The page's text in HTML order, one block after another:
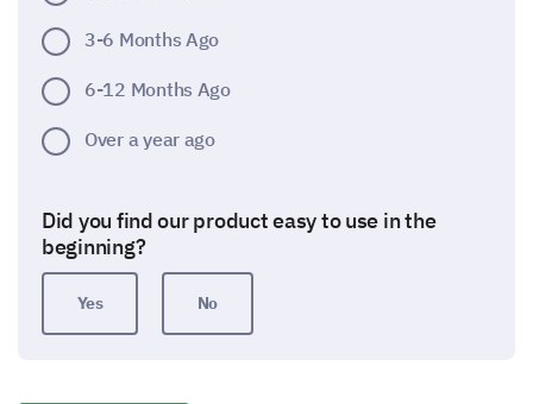
3-6 Months Ago
6-12 Months Ago
Over a year ago
Did you find our product easy to use in the
beginning?
Yes No